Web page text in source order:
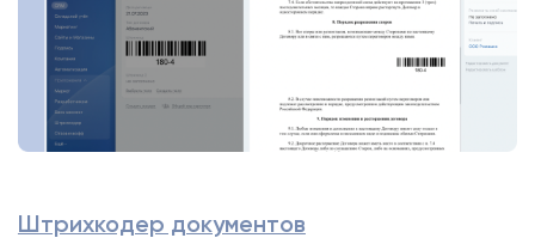
Штрихкодер документов